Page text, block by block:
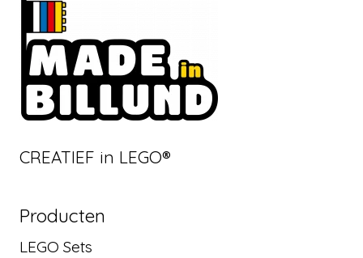
CREATIEF in LEGO®
Producten
LEGO Sets